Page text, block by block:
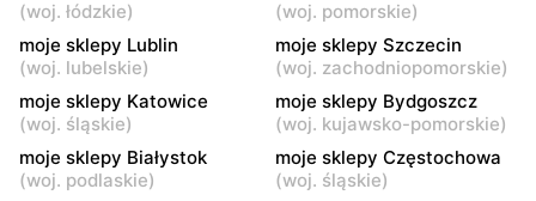
moje sklepy
Górki, ul. Górki 71
moje sklepy
Gumniska, ul. Gumniska
157C
moje sklepy
Iwierzyce, ul. Iwierzyce
moje sklepy
Tczew, ul. Franciszka Żwirki
(woj. łódzkie)
(woj. pomorskie)
moje sklepy Lublin
(woj. lubelskie)
moje sklepy Szczecin
(woj. zachodniopomorskie)
moje sklepy Katowice
(woj. śląskie)
moje sklepy Bydgoszcz
(woj. kujawsko-pomorskie)
moje sklepy Białystok
(woj. podlaskie)
moje sklepy Częstochowa
(woj. śląskie)